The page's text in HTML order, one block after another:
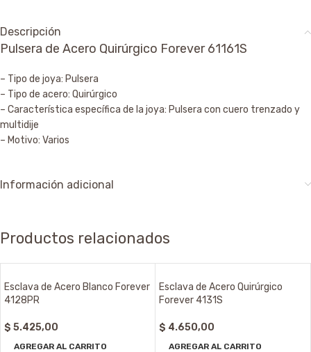
Descripción
Pulsera de Acero Quirúrgico Forever 61161S
– Tipo de joya: Pulsera
– Tipo de acero: Quirúrgico
– Característica específica de la joya: Pulsera con cuero trenzado y
multidije
– Motivo: Varios
Información adicional
Productos relacionados
Esclava de Acero Blanco Forever
4128PR
$ 5.425,00
AGREGAR AL CARRITO
Esclava de Acero Quirúrgico
Forever 4131S
$ 4.650,00
AGREGAR AL CARRITO